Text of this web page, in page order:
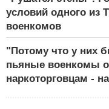
условий одного из
военкомов
"Потому что у них
пьяные военкомы
наркоторговцам -